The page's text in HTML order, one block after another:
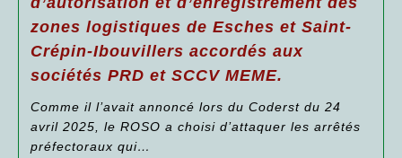
2025
De
Bien
Vouloir
Rapidement
Dossier
De
Et
Nappe
Aux
L’air
Intérieur
Dans
Les
D’enseignements
Enfances
:
Le
zones logistiques de Esches et Saint-
Crépin-Ibouvillers accordés aux
sociétés PRD et SCCV MEME.
Comme il l’avait annoncé lors du Coderst du 24
avril 2025, le ROSO a choisi d’attaquer les arrêtés
préfectoraux qui…